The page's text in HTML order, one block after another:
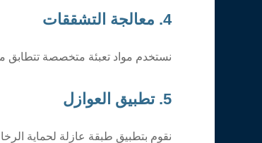
4. معالجة التشققات
نستخدم مواد تعبئة متخصصة تتطابق
5. تطبيق العوازل
نقوم بتطبيق طبقة عازلة لحماية